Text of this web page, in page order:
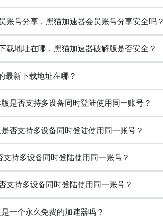
账号分享，黑猫加速器会员账号分享安全吗？
载地址在哪，黑猫加速器破解版是否安全？
最新下载地址在哪？
是否支持多设备同时登陆使用同一账号？
否支持多设备同时登陆使用同一账号？
持多设备同时登陆使用同一账号？
支持多设备同时登陆使用同一账号？
一个永久免费的加速器吗？